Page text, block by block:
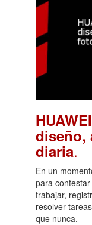
diseño,
diaria.
En un
para
trabajar,
resolver
que nunca.